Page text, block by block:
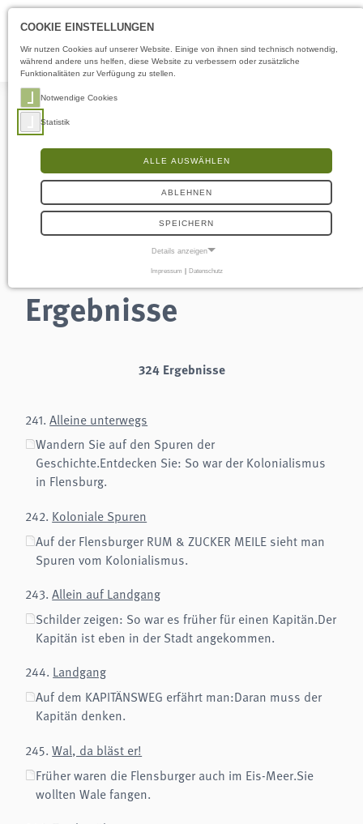
Öffnungszeiten
Suche
Ergebnisse
324 Ergebnisse
241. Alleine unterwegs
Wandern Sie auf den Spuren der
Geschichte.Entdecken Sie: So war der Kolonialismus
in Flensburg.
242. Koloniale Spuren
Auf der Flensburger RUM & ZUCKER MEILE sieht man
Spuren vom Kolonialismus.
243. Allein auf Landgang
Schilder zeigen: So war es früher für einen Kapitän.Der
Kapitän ist eben in der Stadt angekommen.
244. Landgang
Auf dem KAPITÄNSWEG erfährt man:Daran muss der
Kapitän denken.
245. Wal, da bläst er!
Früher waren die Flensburger auch im Eis-Meer.Sie
wollten Wale fangen.
COOKIE EINSTELLUNGEN
Wir nutzen Cookies auf unserer Website. Einige von ihnen sind technisch notwendig,
während andere uns helfen, diese Website zu verbessern oder zusätzliche
Funktionalitäten zur Verfügung zu stellen.
Notwendige Cookies
Statistik
ALLE AUSWÄHLEN
ABLEHNEN
SPEICHERN
Details anzeigen
einwandfreie Funktion der Website erforderlich.
Dieser Cookie speichert die ausgewählten Einverständnis-Optionen des Benutzers
Cookie Laufzeit:
1 Jahr
Frontend User
Name:
naturwissenschaftliches-museum.de
Zweck:
Login
Session
STATISTIK
Wir verwenden Matomo für anonyme Website-Analysen, um unsere Dienste zu
Matomo
Impressum | Datenschutz